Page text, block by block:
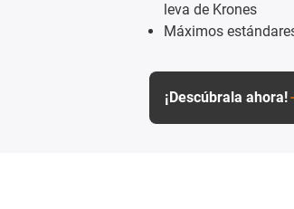
leva de Krones
Máximos
¡Descúbrala ahora!